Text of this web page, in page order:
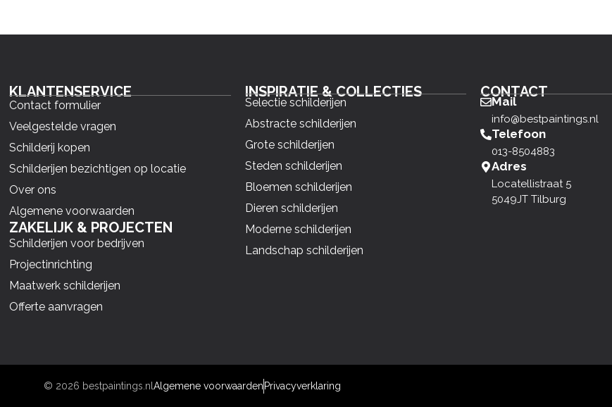
KLANTENSERVICE
Contact formulier
Veelgestelde vragen
Schilderij kopen
Schilderijen bezichtigen op locatie
Over ons
Algemene voorwaarden
ZAKELIJK & PROJECTEN
Schilderijen voor bedrijven
Projectinrichting
Maatwerk schilderijen
Offerte aanvragen
INSPIRATIE & COLLECTIES
Selectie schilderijen
Abstracte schilderijen
Grote schilderijen
Steden schilderijen
Bloemen schilderijen
Dieren schilderijen
Moderne schilderijen
Landschap schilderijen
CONTACT
Mail
info@bestpaintings.nl
Telefoon
013-8504883
Adres
Locatellistraat 5
5049JT Tilburg
© 2026 bestpaintings.nlAlgemene voorwaarden Privacyverklaring